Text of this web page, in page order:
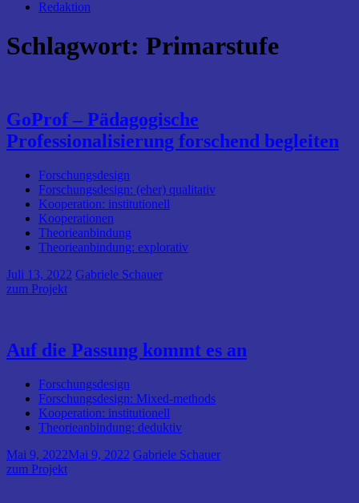
Redaktion
Schlagwort: Primarstufe
GoProf – Pädagogische
Professionalisierung forschend begleiten
Forschungsdesign
Forschungsdesign: (eher) qualitativ
Kooperation: institutionell
Kooperationen
Theorieanbindung
Theorieanbindung: explorativ
Juli 13, 2022 Gabriele Schauer
zum Projekt
Auf die Passung kommt es an
Forschungsdesign
Forschungsdesign: Mixed-methods
Kooperation: institutionell
Theorieanbindung: deduktiv
Mai 9, 2022Mai 9, 2022 Gabriele Schauer
zum Projekt